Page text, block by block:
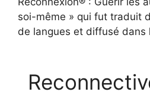
soi-même » qui fut traduit
de langues et diffusé dans